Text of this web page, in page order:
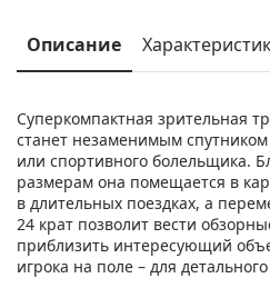
Описание
Суперкомпактная зрительная
станет незаменимым
или спортивного болельщика.
размерам она помещается в
в длительных поездках, а
24 крат позволит вести
приблизить интересующий
игрока на поле – для